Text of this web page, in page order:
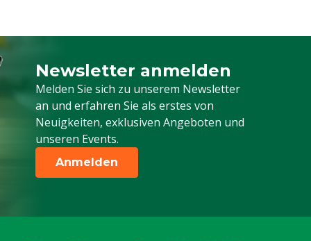
Newsletter anmelden
Melden Sie sich zu unserem Newsletter
an und erfahren Sie als erstes von
Neuigkeiten, exklusiven Angeboten und
unseren Events.
Melden Sie sich für unseren Newsletter
Anmelden